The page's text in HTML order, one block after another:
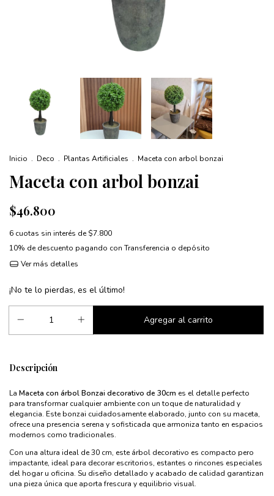
Inicio . Deco . Plantas Artificiales . Maceta con arbol bonzai
Maceta con arbol bonzai
$46.800
6 cuotas sin interés de$7.800
10% de descuento pagando con Transferencia o depósito
Ver más detalles
¡No te lo pierdas, es el último!
Descripción
La Maceta con árbol Bonzai decorativo de 30cm es el detalle perfecto
para transformar cualquier ambiente con un toque de naturalidad y
elegancia. Este bonzai cuidadosamente elaborado, junto con su maceta,
ofrece una presencia serena y sofisticada que armoniza tanto en espacios
modernos como tradicionales.
Con una altura ideal de 30 cm, este árbol decorativo es compacto pero
impactante, ideal para decorar escritorios, estantes o rincones especiales
del hogar u oficina. Su diseño detallado y acabado de calidad garantizan
una pieza única que aporta frescura y equilibrio visual.